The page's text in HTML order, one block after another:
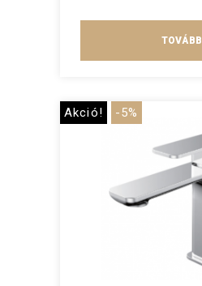
TOVÁBB
Akció! -5%